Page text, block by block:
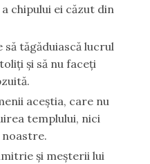
chipului ei căzut din
tăgăduiască lucrul
şi să nu faceţi
aceştia, care nu
templului, nici
şi meşterii lui